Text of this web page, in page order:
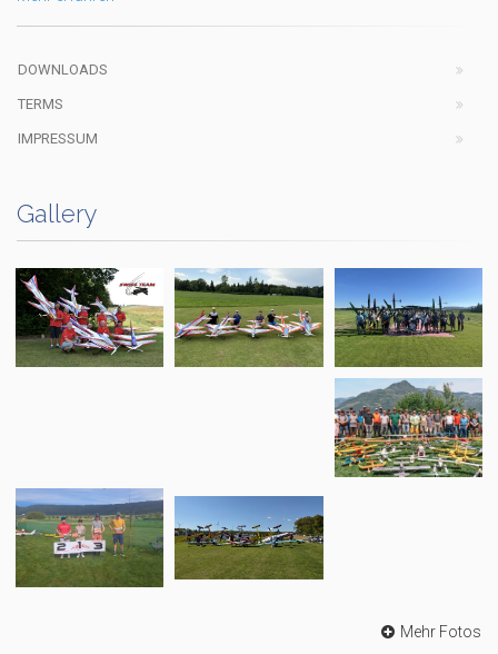
DOWNLOADS
TERMS
IMPRESSUM
Gallery
Mehr Fotos